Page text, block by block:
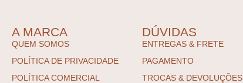
A MARCA
QUEM SOMOS
POLÍTICA DE PRIVACIDADE
POLÍTICA COMERCIAL
DÚVIDAS
ENTREGAS & FRETE
PAGAMENTO
TROCAS & DEVOLUÇÕES